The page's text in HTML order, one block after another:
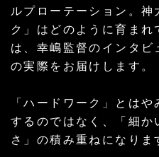
ルプローテーション。神
ク」はどのように育ま
は、幸嶋監督のインタビ
の実際をお届けします。
「ハードワーク」とは
するのではなく、「細か
さ」の積み重ねになりま